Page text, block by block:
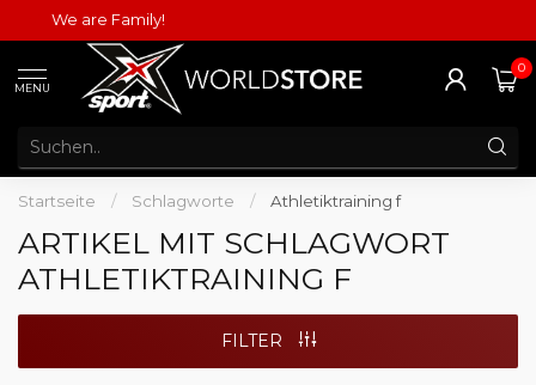
We are Family!
MENU
0
Startseite / Schlagworte / Athletiktraining f
ARTIKEL MIT SCHLAGWORT
ATHLETIKTRAINING F
FILTER